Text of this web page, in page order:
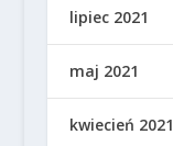
lipiec 2021
maj 2021
kwiecień 2021